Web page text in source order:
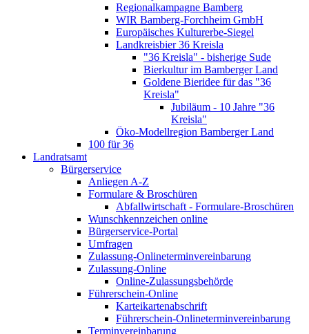
Regionalkampagne Bamberg
WIR Bamberg-Forchheim GmbH
Europäisches Kulturerbe-Siegel
Landkreisbier 36 Kreisla
"36 Kreisla" - bisherige Sude
Bierkultur im Bamberger Land
Goldene Bieridee für das "36
Kreisla"
Jubiläum - 10 Jahre "36
Kreisla"
Öko-Modellregion Bamberger Land
100 für 36
Landratsamt
Bürgerservice
Anliegen A-Z
Formulare & Broschüren
Abfallwirtschaft - Formulare-Broschüren
Wunschkennzeichen online
Bürgerservice-Portal
Umfragen
Zulassung-Onlineterminvereinbarung
Zulassung-Online
Online-Zulassungsbehörde
Führerschein-Online
Karteikartenabschrift
Führerschein-Onlineterminvereinbarung
Terminvereinbarung